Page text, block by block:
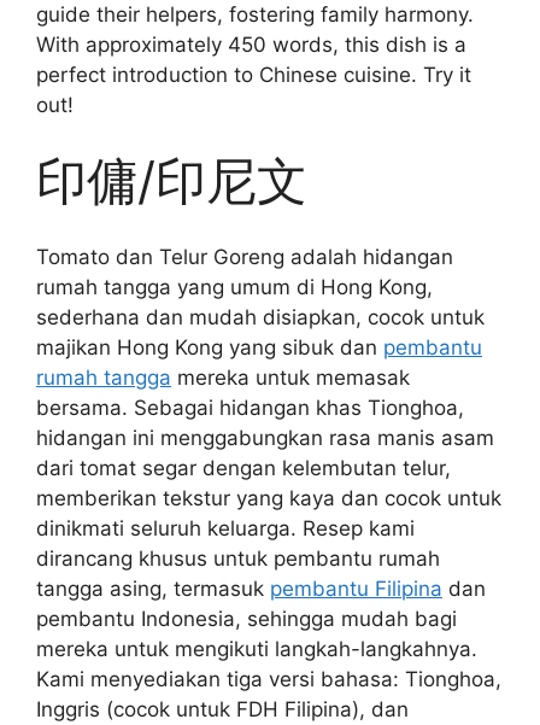
guide their helpers, fostering family harmony.
With approximately 450 words, this dish is a
perfect introduction to Chinese cuisine. Try it
out!
印傭/印尼文
Tomato dan Telur Goreng adalah hidangan
rumah tangga yang umum di Hong Kong,
sederhana dan mudah disiapkan, cocok untuk
majikan Hong Kong yang sibuk dan pembantu
rumah tangga mereka untuk memasak
bersama. Sebagai hidangan khas Tionghoa,
hidangan ini menggabungkan rasa manis asam
dari tomat segar dengan kelembutan telur,
memberikan tekstur yang kaya dan cocok untuk
dinikmati seluruh keluarga. Resep kami
dirancang khusus untuk pembantu rumah
tangga asing, termasuk pembantu Filipina dan
pembantu Indonesia, sehingga mudah bagi
mereka untuk mengikuti langkah-langkahnya.
Kami menyediakan tiga versi bahasa: Tionghoa,
Inggris (cocok untuk FDH Filipina), dan